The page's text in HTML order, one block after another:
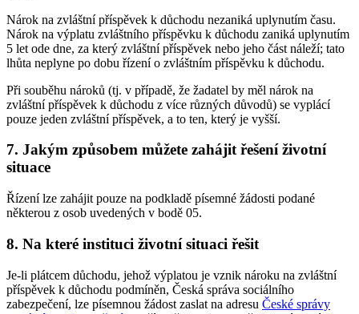
Nárok na zvláštní příspěvek k důchodu nezaniká uplynutím času.
Nárok na výplatu zvláštního příspěvku k důchodu zaniká uplynutím
5 let ode dne, za který zvláštní příspěvek nebo jeho část náleží; tato
lhůta neplyne po dobu řízení o zvláštním příspěvku k důchodu.
Při souběhu nároků (tj. v případě, že žadatel by měl nárok na
zvláštní příspěvek k důchodu z více různých důvodů) se vyplácí
pouze jeden zvláštní příspěvek, a to ten, který je vyšší.
7. Jakým způsobem můžete zahájit řešení životní
situace
Řízení lze zahájit pouze na podkladě písemné žádosti podané
některou z osob uvedených v bodě 05.
8. Na které instituci životní situaci řešit
Je-li plátcem důchodu, jehož výplatou je vznik nároku na zvláštní
příspěvek k důchodu podmíněn, Česká správa sociálního
zabezpečení, lze písemnou žádost zaslat na adresu České správy